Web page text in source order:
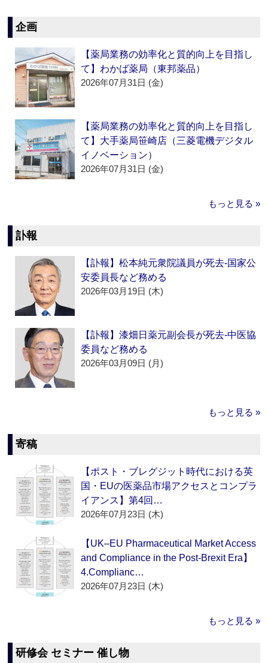
企画
【薬局業務の効率化と質的向上を目指し
て】わかば薬局（東邦薬品）
2026年07月31日 (金)
【薬局業務の効率化と質的向上を目指し
て】大手薬局笹崎店（三菱電機デジタル
イノベーション）
2026年07月31日 (金)
もっと見る »
訃報
【訃報】松本純元衆院議員が死去‐国家公
安委員長など務める
2026年03月19日 (木)
【訃報】漆畑日薬元副会長が死去‐中医協
委員など務める
2026年03月09日 (月)
もっと見る »
寄稿
【ポスト・ブレグジット時代における英
国・EUの医薬品市場アクセスとコンプラ
イアンス】第4回…
2026年07月23日 (木)
【UK–EU Pharmaceutical Market Access
and Compliance in the Post-Brexit Era】
4.Complianc…
2026年07月23日 (木)
もっと見る »
研修会 セミナー 催し物